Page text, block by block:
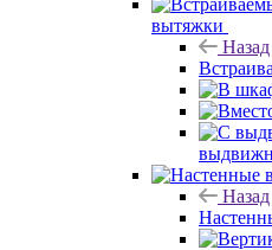
вытяжки
Назад
Назад